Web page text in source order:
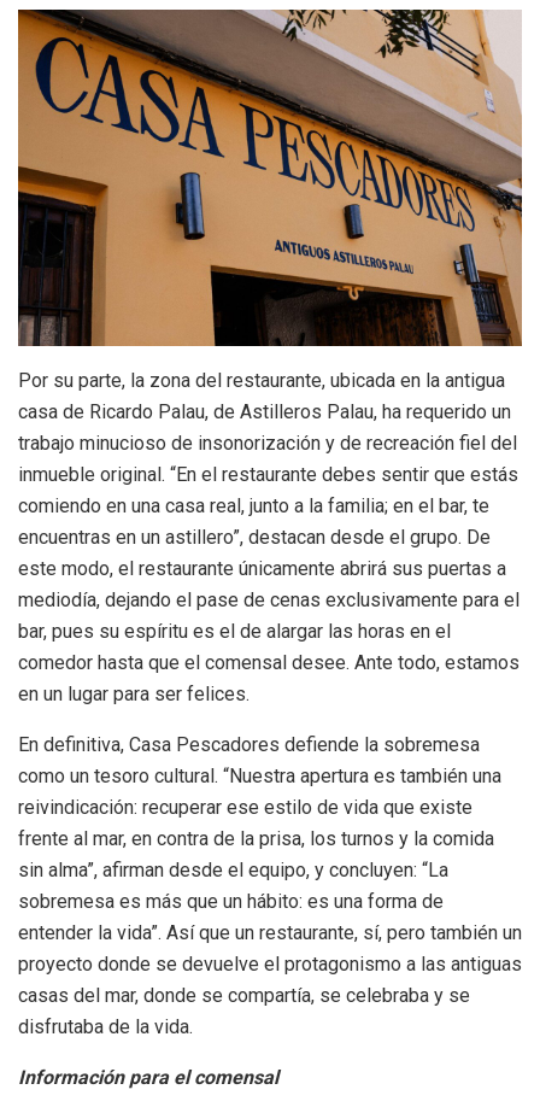
Por su parte, la zona del restaurante, ubicada en la antigua
casa de Ricardo Palau, de Astilleros Palau, ha requerido un
trabajo minucioso de insonorización y de recreación fiel del
inmueble original. “En el restaurante debes sentir que estás
comiendo en una casa real, junto a la familia; en el bar, te
encuentras en un astillero”, destacan desde el grupo. De
este modo, el restaurante únicamente abrirá sus puertas a
mediodía, dejando el pase de cenas exclusivamente para el
bar, pues su espíritu es el de alargar las horas en el
comedor hasta que el comensal desee. Ante todo, estamos
en un lugar para ser felices.
En definitiva, Casa Pescadores defiende la sobremesa
como un tesoro cultural. “Nuestra apertura es también una
reivindicación: recuperar ese estilo de vida que existe
frente al mar, en contra de la prisa, los turnos y la comida
sin alma”, afirman desde el equipo, y concluyen: “La
sobremesa es más que un hábito: es una forma de
entender la vida”. Así que un restaurante, sí, pero también un
proyecto donde se devuelve el protagonismo a las antiguas
casas del mar, donde se compartía, se celebraba y se
disfrutaba de la vida.
Información para el comensal